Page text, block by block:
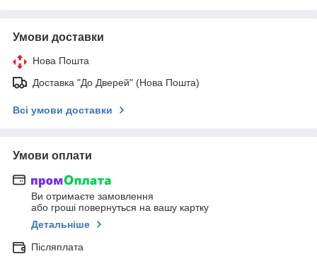
Умови доставки
Нова Пошта
Доставка "До Дверей" (Нова Пошта)
Всі умови доставки
Умови оплати
Ви отримаєте замовлення
або гроші повернуться на вашу картку
Детальніше
Післяплата